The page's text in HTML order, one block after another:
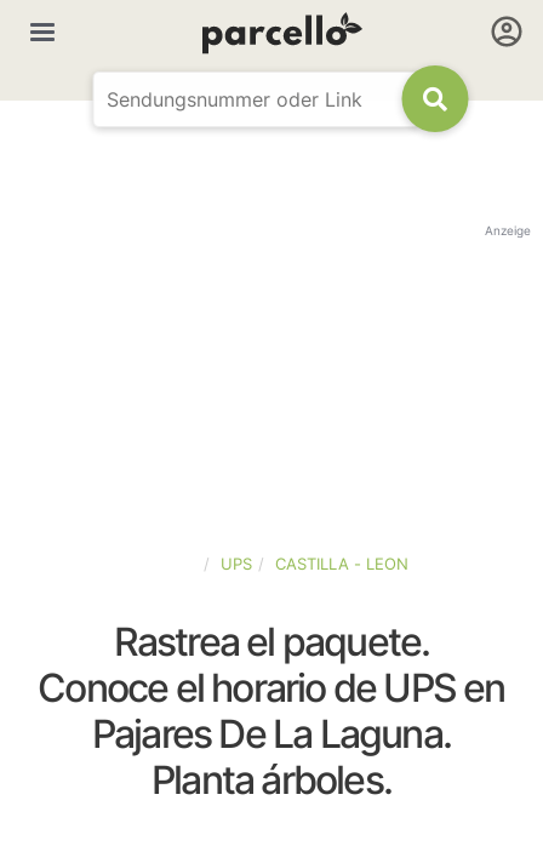
Anzeige
UPS CASTILLA - LEON
Rastrea el paquete.
Conoce el horario de UPS en
Pajares De La Laguna.
Planta árboles.